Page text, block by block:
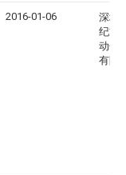
2016-01-06
深圳
纪方
动化
有限